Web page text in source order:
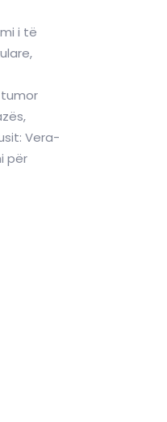
i të
Vera-
për